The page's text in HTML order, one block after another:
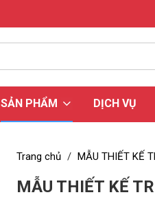
SẢN PHẨM DỊCH VỤ
Trang chủ / MẪU THIẾT KẾ
MẪU THIẾT KẾ